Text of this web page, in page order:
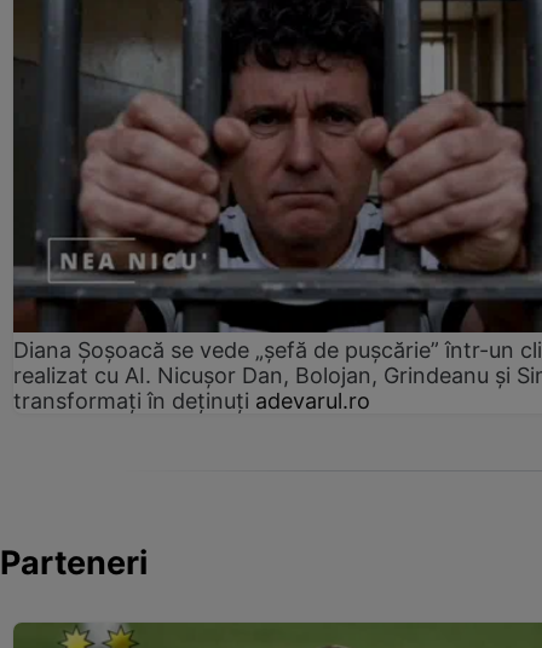
Diana Șoșoacă se vede „șefă de pușcărie” într-un
realizat cu AI. Nicușor Dan, Bolojan, Grindeanu și
transformați în deținuți adevarul.ro
Parteneri